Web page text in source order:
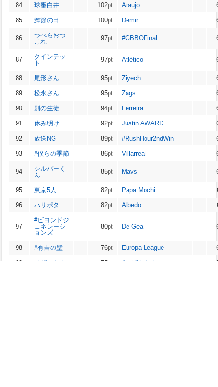
84 球審白井 102pt Araujo
85 鰹節の日 100pt Demir
86
つべらおつ
これ
97pt #GBBOFinal
87
クインテッ
ト
97pt Atlético
88 尾形さん 95pt Ziyech
89 松永さん 95pt Zags
90 別の生徒 94pt Ferreira
91 休み明け 92pt Justin AWARD
92 放送NG 89pt #RushHour2ndWin
93 #僕らの季節 86pt Villarreal
94
シルバーく
ん
85pt Mavs
95 東京5人 82pt Papa Mochi
96 ハリポタ 82pt Albedo
97
#ビヨンドジ
ェネレーシ
ョンズ
80pt De Gea
98 #有吉の壁 76pt Europa League
99 サザエさん 75pt #おげんさん